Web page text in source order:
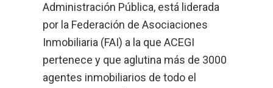
Administración Pública, está liderada
por la Federación de Asociaciones
Inmobiliaria (FAI) a la que ACEGI
pertenece y que aglutina más de 3000
agentes inmobiliarios de todo el